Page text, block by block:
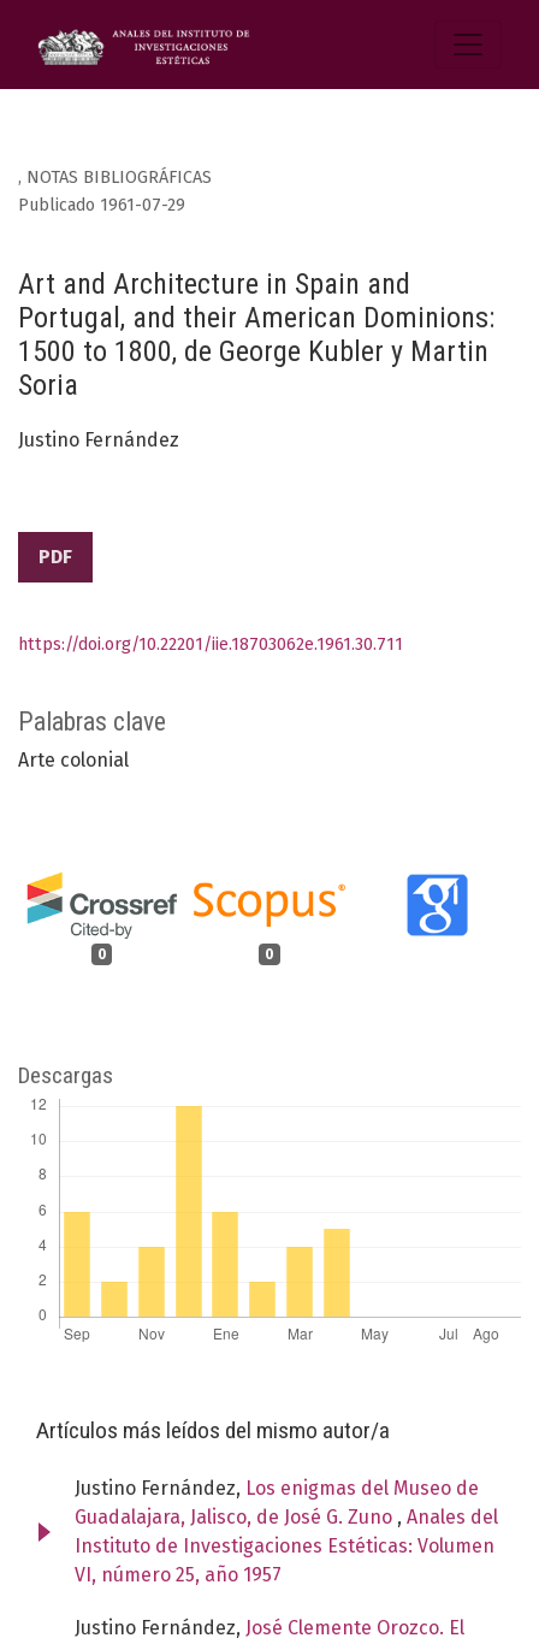
, NOTAS BIBLIOGRÁFICAS
Art and Architecture in Spain and
Portugal, and their American Dominions:
1500 to 1800, de George Kubler y Martin
Soria
Publicado 1961-07-29
Justino Fernández
PDF
Palabras clave
Arte colonial
0 0
https://doi.org/10.22201/iie.18703062e.1961.30.711
Descargas
Artículos más leídos del mismo autor/a
Justino Fernández, Los enigmas del Museo de
Guadalajara, Jalisco, de José G. Zuno , Anales del
Instituto de Investigaciones Estéticas: Volumen
VI, número 25, año 1957
Justino Fernández, José Clemente Orozco. El